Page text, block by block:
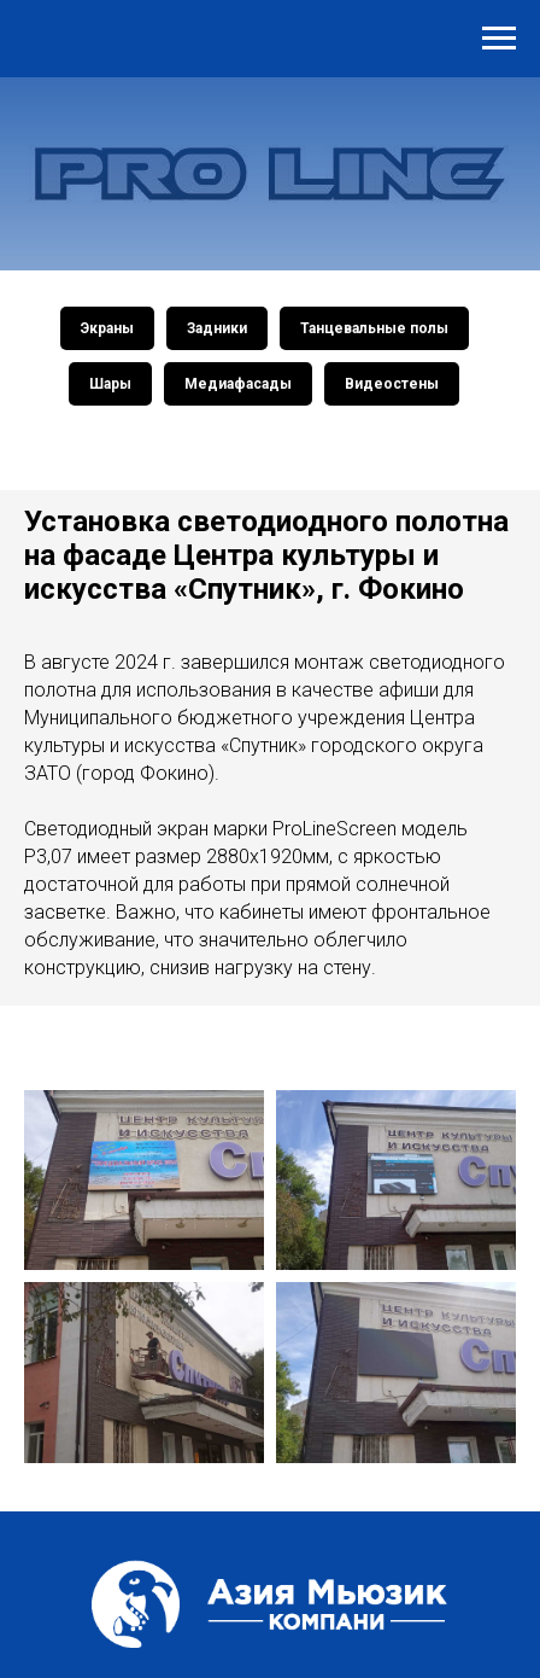
Экраны Задники Танцевальные полы
Шары Медиафасады Видеостены
Установка светодиодного полотна
на фасаде Центра культуры и
искусства «Спутник», г. Фокино
В августе 2024 г. завершился монтаж светодиодного
полотна для использования в качестве афиши для
Муниципального бюджетного учреждения Центра
культуры и искусства «Спутник» городского округа
ЗАТО (город Фокино).
Светодиодный экран марки ProLineScreen модель
P3,07 имеет размер 2880x1920мм, с яркостью
достаточной для работы при прямой солнечной
засветке. Важно, что кабинеты имеют фронтальное
обслуживание, что значительно облегчило
конструкцию, снизив нагрузку на стену.